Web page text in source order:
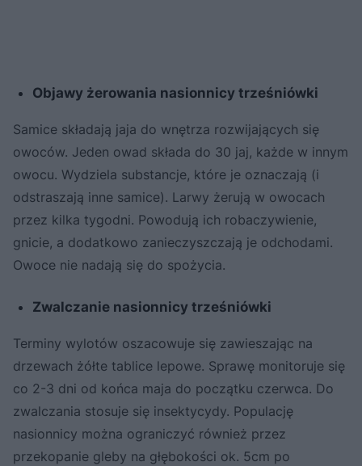
Objawy żerowania nasionnicy trześniówki
Samice składają jaja do wnętrza rozwijających się
owoców. Jeden owad składa do 30 jaj, każde w innym
owocu. Wydziela substancje, które je oznaczają (i
odstraszają inne samice). Larwy żerują w owocach
przez kilka tygodni. Powodują ich robaczywienie,
gnicie, a dodatkowo zanieczyszczają je odchodami.
Owoce nie nadają się do spożycia.
Zwalczanie nasionnicy trześniówki
Terminy wylotów oszacowuje się zawieszając na
drzewach żółte tablice lepowe. Sprawę monitoruje się
co 2-3 dni od końca maja do początku czerwca. Do
zwalczania stosuje się insektycydy. Populację
nasionnicy można ograniczyć również przez
przekopanie gleby na głębokości ok. 5cm po